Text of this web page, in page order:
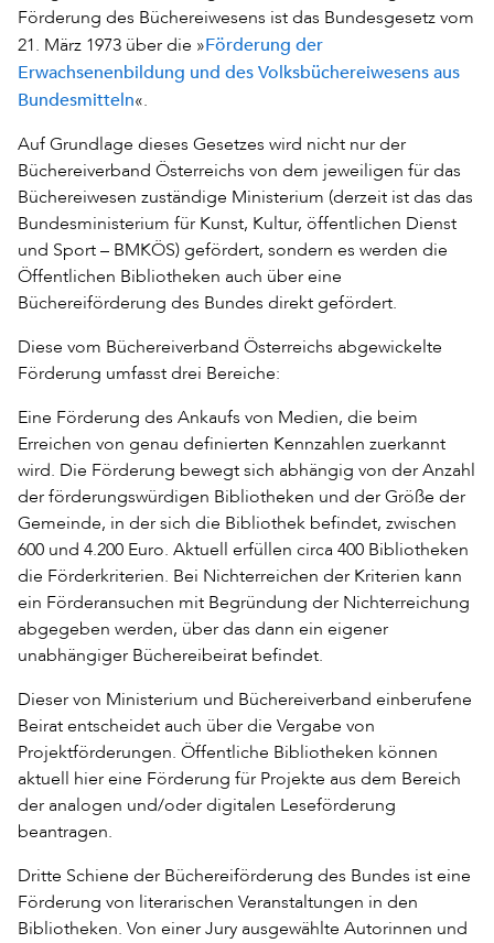
Förderung des Büchereiwesens ist das Bundesgesetz vom
21. März 1973 über die »Förderung der
Erwachsenenbildung und des Volksbüchereiwesens aus
Bundesmitteln«.
Auf Grundlage dieses Gesetzes wird nicht nur der
Büchereiverband Österreichs von dem jeweiligen für das
Büchereiwesen zuständige Ministerium (derzeit ist das das
Bundesministerium für Kunst, Kultur, öffentlichen Dienst
und Sport – BMKÖS) gefördert, sondern es werden die
Öffentlichen Bibliotheken auch über eine
Büchereiförderung des Bundes direkt gefördert.
Diese vom Büchereiverband Österreichs abgewickelte
Förderung umfasst drei Bereiche:
Eine Förderung des Ankaufs von Medien, die beim
Erreichen von genau definierten Kennzahlen zuerkannt
wird. Die Förderung bewegt sich abhängig von der Anzahl
der förderungswürdigen Bibliotheken und der Größe der
Gemeinde, in der sich die Bibliothek befindet, zwischen
600 und 4.200 Euro. Aktuell erfüllen circa 400 Bibliotheken
die Förderkriterien. Bei Nichterreichen der Kriterien kann
ein Förderansuchen mit Begründung der Nichterreichung
abgegeben werden, über das dann ein eigener
unabhängiger Büchereibeirat befindet.
Dieser von Ministerium und Büchereiverband einberufene
Beirat entscheidet auch über die Vergabe von
Projektförderungen. Öffentliche Bibliotheken können
aktuell hier eine Förderung für Projekte aus dem Bereich
der analogen und/oder digitalen Leseförderung
beantragen.
Dritte Schiene der Büchereiförderung des Bundes ist eine
Förderung von literarischen Veranstaltungen in den
Bibliotheken. Von einer Jury ausgewählte Autorinnen und